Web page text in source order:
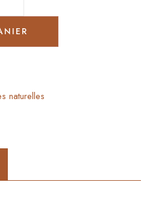
naturelles